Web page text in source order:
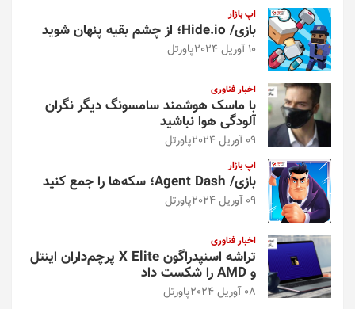
اپ بازار
بازی/ Hide.io؛ از چشم بقیه پنهان شوید
10 آوریل 2024 پاورتل
اخبار فناوری
با ماسک هوشمند سامسونگ دیگر نگران
آلودگی هوا نباشید
09 آوریل 2024 پاورتل
اپ بازار
بازی/ Agent Dash؛ سکه‌ها را جمع کنید
09 آوریل 2024 پاورتل
اخبار فناوری
تراشه اسنپدراگون X Elite پرچم‌داران اینتل
و AMD را شکست داد
08 آوریل 2024 پاورتل